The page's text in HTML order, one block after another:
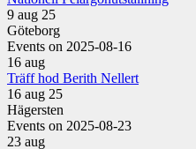
9 aug 25
Göteborg
Events on 2025-08-16
16 aug
Träff hod Berith Nellert
16 aug 25
Hägersten
Events on 2025-08-23
23 aug